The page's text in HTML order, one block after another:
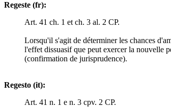
Regeste (fr):
Art. 41 ch. 1 et ch. 3 al. 2 CP.
Lorsqu'il s'agit de déterminer les chances
l'effet dissuasif que peut exercer la nouvelle
(confirmation de jurisprudence).
Regesto (it):
Art. 41 n. 1 e n. 3 cpv. 2 CP.